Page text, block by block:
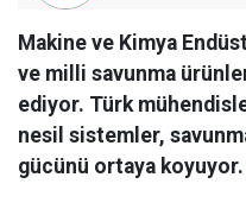
Makine ve Kimya
ve milli savunma
ediyor. Türk
nesil sistemler,
gücünü ortaya koyuyor.